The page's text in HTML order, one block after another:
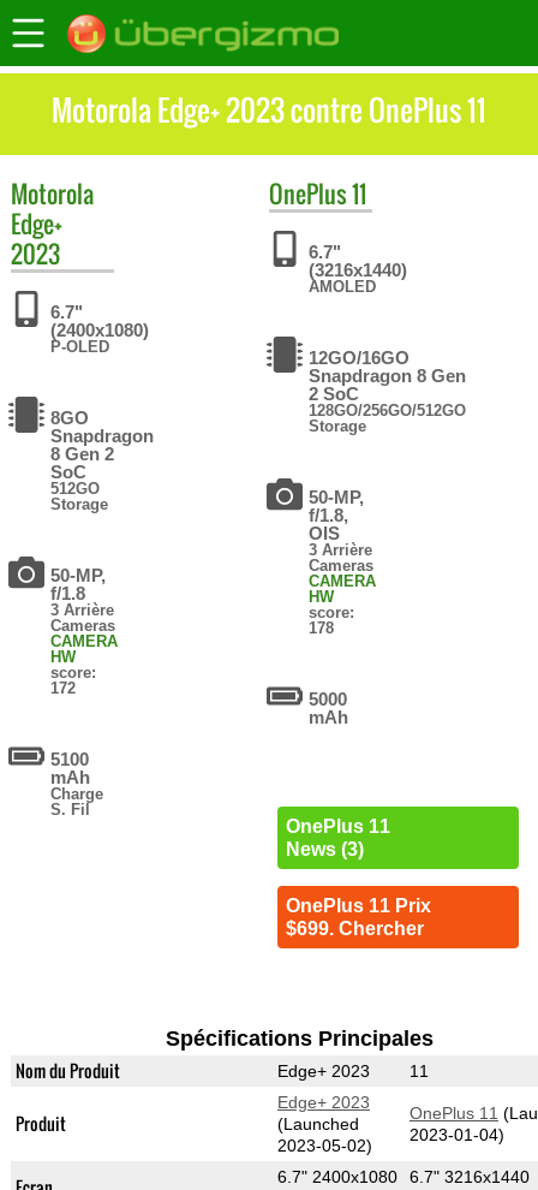
Motorola Edge+ 2023 contre OnePlus 11
Motorola
Edge+
2023
6.7"
(2400x1080)
P-OLED
8GO
Snapdragon
8 Gen 2
SoC
512GO
Storage
50-MP,
f/1.8
3 Arrière
Cameras
CAMERA
HW
score:
172
5100
mAh
Charge
S. Fil
OnePlus11
6.7"
(3216x1440)
AMOLED
12GO/16GO
Snapdragon 8 Gen
2 SoC
128GO/256GO/512GO
Storage
50-MP,
f/1.8,
OIS
3 Arrière
Cameras
CAMERA
HW
score:
178
5000
mAh
OnePlus 11
News (3)
OnePlus 11 Prix
$699. Chercher
Spécifications Principales
Nom du Produit Edge+ 2023 11
Produit
Edge+ 2023
(Launched
2023-05-02)
OnePlus 11
2023-01-04)
6.7" 2400x1080
6.7" 3216x1440